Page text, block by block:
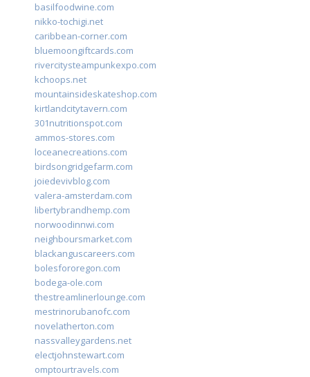
basilfoodwine.com
nikko-tochigi.net
caribbean-corner.com
bluemoongiftcards.com
rivercitysteampunkexpo.com
kchoops.net
mountainsideskateshop.com
kirtlandcitytavern.com
301nutritionspot.com
ammos-stores.com
loceanecreations.com
birdsongridgefarm.com
joiedevivblog.com
valera-amsterdam.com
libertybrandhemp.com
norwoodinnwi.com
neighboursmarket.com
blackanguscareers.com
bolesfororegon.com
bodega-ole.com
thestreamlinerlounge.com
mestrinorubanofc.com
novelatherton.com
nassvalleygardens.net
electjohnstewart.com
omptourtravels.com